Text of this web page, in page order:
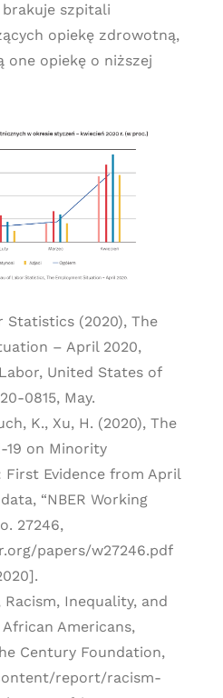
szpitali
opiekę zdrowotną,
one opiekę o niższej
Statistics (2020), The
– April 2020,
United States of
0815, May.
K., Xu, H. (2020), The
19 on Minority
First Evidence from April
“NBER Working
27246,
papers/w27246.pdf
Racism, Inequality, and
Americans,
Century Foundation,
report/racism-